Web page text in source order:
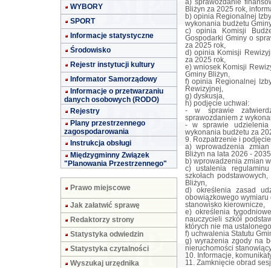
WYBORY
SPORT
Informacje statystyczne
Środowisko
Rejestr instytucji kultury
Informator Samorządowy
Informacje o przetwarzaniu
danych osobowych (RODO)
Rejestry
Plany przestrzennego
zagospodarowania
Instrukcja obsługi
Międzygminny Związek
"Planowania Przestrzennego"
Prawo miejscowe
Jak załatwić sprawę
Redaktorzy strony
Statystyka odwiedzin
Statystyka czytalności
Wyszukaj urzędnika
a) sprawozdanie
Bliżyn za 2025 rok,
b) opinia Regionalnej
wykonania budżetu
c) opinia Komisji
Gospodarki Gminy o
za 2025 rok,
d) opinia Komisji
za 2025 rok,
e) wniosek Komisji
Gminy Bliżyn,
f) opinia Regionalnej
Rewizyjnej,
g) dyskusja,
h) podjęcie uchwał:
- w sprawie
sprawozdaniem z
- w sprawie udzielenia
wykonania budżetu za
9. Rozpatrzenie i
a) wprowadzenia
Bliżyn na lata 2026 -
b) wprowadzenia zmian
c) ustalenia
szkołach
Bliżyn,
d) określenia zasad
obowiązkowego
stanowisko kierownicze,
e) określenia
nauczycieli szkół
których nie ma
f) uchwalenia Statutu
g) wyrażenia zgody na
nieruchomości
10. Informacje,
11. Zamknięcie obrad